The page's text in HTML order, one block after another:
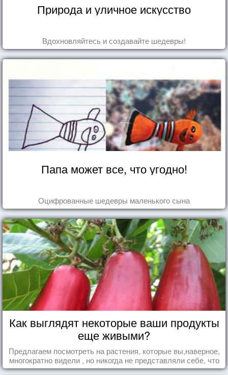
Природа и уличное искусство
Вдохновляйтесь и создавайте шедевры!
Папа может все, что угодно!
Оцифрованные шедевры маленького сына
Как выглядят некоторые ваши продукты
еще живыми?
Предлагаем посмотреть на растения, которые вы,наверное,
многократно видели , но никогда не представляли себе, что
употребляете их в пищу.